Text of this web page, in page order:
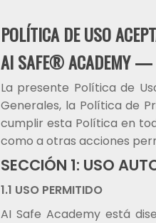
POLÍTICA DE USO
AI SAFE® ACADEMY —
La presente Política de
Generales, la Política de
cumplir esta Política en
como a otras acciones
SECCIÓN 1: USO
1.1 USO PERMITIDO
AI Safe Academy está